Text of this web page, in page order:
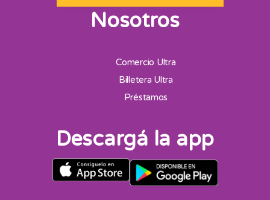
Nosotros
Comercio Ultra
Billetera Ultra
Préstamos
Descargá la app